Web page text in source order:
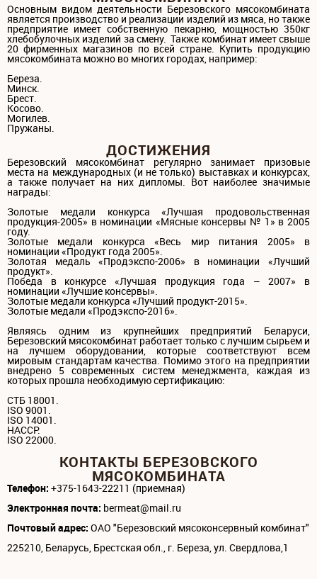
Основным видом деятельности Березовского мясокомбината
является производство и реализации изделий из мяса, но также
предприятие имеет собственную пекарню, мощностью 350кг
хлебобулочных изделий за смену. Также комбинат имеет свыше
20 фирменных магазинов по всей стране. Купить продукцию
мясокомбината можно во многих городах, например:
Береза.
Минск.
Брест.
Косово.
Могилев.
Пружаны.
ДОСТИЖЕНИЯ
Березовский мясокомбинат регулярно занимает призовые
места на международных (и не только) выставках и конкурсах,
а также получает на них дипломы. Вот наиболее значимые
награды:
Золотые медали конкурса «Лучшая продовольственная
продукция-2005» в номинации «Мясные консервы № 1» в 2005
году.
Золотые медали конкурса «Весь мир питания 2005» в
номинации «Продукт года 2005».
Золотая медаль «Продэкспо-2006» в номинации «Лучший
продукт».
Победа в конкурсе «Лучшая продукция года – 2007» в
номинации «Лучшие консервы».
Золотые медали конкурса «Лучший продукт-2015».
Золотые медали «Продэкспо-2016».
Являясь одним из крупнейших предприятий Беларуси,
Березовский мясокомбинат работает только с лучшим сырьем и
на лучшем оборудовании, которые соответствуют всем
мировым стандартам качества. Помимо этого на предприятии
внедрено 5 современных систем менеджмента, каждая из
которых прошла необходимую сертификацию:
СТБ 18001.
ISO 9001.
ISO 14001.
НАССР.
ISO 22000.
КОНТАКТЫ БЕРЕЗОВСКОГО
МЯСОКОМБИНАТА
Телефон: +375-1643-22211 (приемная)
Электронная почта: bermeat@mail.ru
Почтовый адрес: ОАО "Березовский мясоконсервный комбинат"
225210, Беларусь, Брестская обл., г. Береза, ул. Свердлова,1